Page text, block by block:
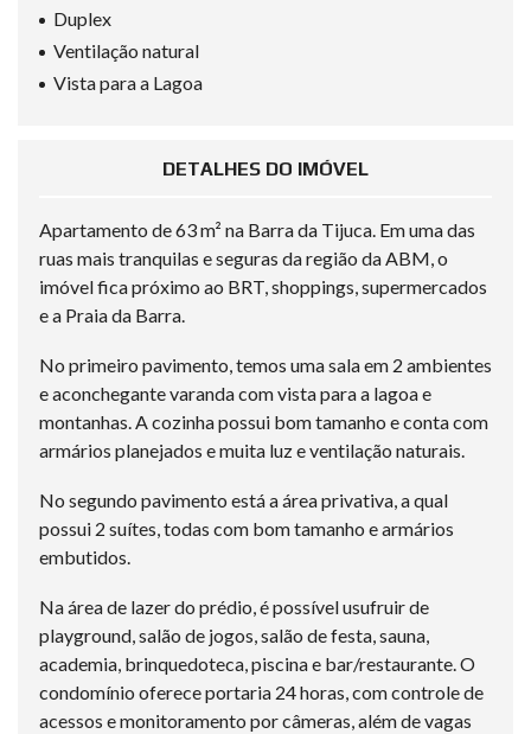
Duplex
Ventilação natural
Vista para a Lagoa
DETALHES DO IMÓVEL
Apartamento de 63 m² na Barra da Tijuca. Em uma das
ruas mais tranquilas e seguras da região da ABM, o
imóvel fica próximo ao BRT, shoppings, supermercados
e a Praia da Barra.
No primeiro pavimento, temos uma sala em 2 ambientes
e aconchegante varanda com vista para a lagoa e
montanhas. A cozinha possui bom tamanho e conta com
armários planejados e muita luz e ventilação naturais.
No segundo pavimento está a área privativa, a qual
possui 2 suítes, todas com bom tamanho e armários
embutidos.
Na área de lazer do prédio, é possível usufruir de
playground, salão de jogos, salão de festa, sauna,
academia, brinquedoteca, piscina e bar/restaurante. O
condomínio oferece portaria 24 horas, com controle de
acessos e monitoramento por câmeras, além de vagas